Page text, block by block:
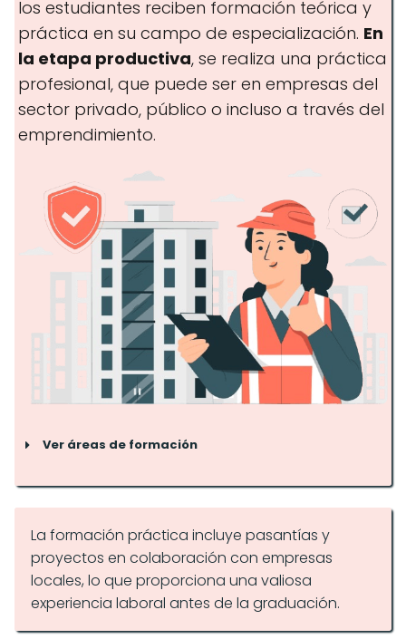
los estudiantes reciben formación teórica y
práctica en su campo de especialización. En
la etapa productiva, se realiza una práctica
profesional, que puede ser en empresas del
sector privado, público o incluso a través del
emprendimiento.
Ver áreas de formación
Industria y manufactura
La formación práctica incluye pasantías y
proyectos en colaboración con empresas
locales, lo que proporciona una valiosa
experiencia laboral antes de la graduación.